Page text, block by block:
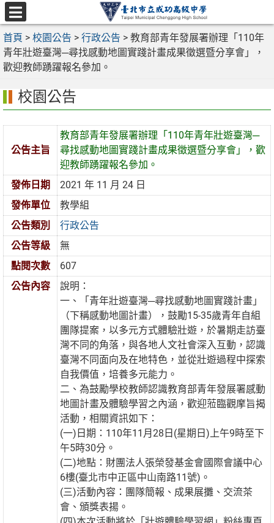
跳
至
主
要
內
選
單
首頁 > 校園公告 > 行政公告 > 教育部青年發展署辦理「110年
青年壯遊臺灣─尋找感動地圖實踐計畫成果徵選暨分享會」，
歡迎教師踴躍報名參加。
校園公告
公告主旨
教育部青年發展署辦理「110年青年壯遊臺灣─
尋找感動地圖實踐計畫成果徵選暨分享會」，歡
迎教師踴躍報名參加。
發佈日期
2021 年 11 月 24 日
發佈單位
教學組
公告類別
行政公告
公告等級
無
點閱次數
607
公告內容
說明：
一、「青年壯遊臺灣─尋找感動地圖實踐計畫」
（下稱感動地圖計畫），鼓勵15-35歲青年自組
團隊提案，以多元方式體驗壯遊，於暑期走訪臺
灣不同的角落，與各地人文社會深入互動，認識
臺灣不同面向及在地特色，並從壯遊過程中探索
自我價值，培養多元能力。
二、為鼓勵學校教師認識教育部青年發展署感動
地圖計畫及體驗學習之內涵，歡迎蒞臨觀摩旨揭
活動，相關資訊如下：
(一)日期：110年11月28日(星期日)上午9時至下
午5時30分。
(二)地點：財團法人張榮發基金會國際會議中心
6樓(臺北市中正區中山南路11號)。
(三)活動內容：團隊簡報、成果展攤、交流茶
會、頒獎表揚。